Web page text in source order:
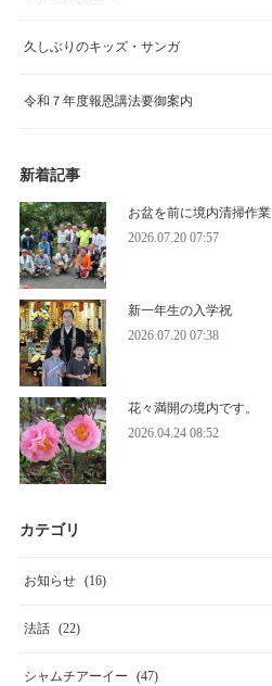
久しぶりのキッズ・サンガ
令和７年度報恩講法要御案内
新着記事
お盆を前に境内清掃作業
2026.07.20 07:57
新一年生の入学祝
2026.07.20 07:38
花々満開の境内です。
2026.04.24 08:52
カテゴリ
お知らせ (16)
法話 (22)
シャムチアーイー (47)